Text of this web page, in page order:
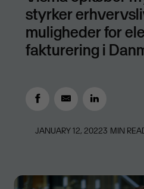
styrker
muligheder for
fakturering i
JANUARY 12, 20223 MIN